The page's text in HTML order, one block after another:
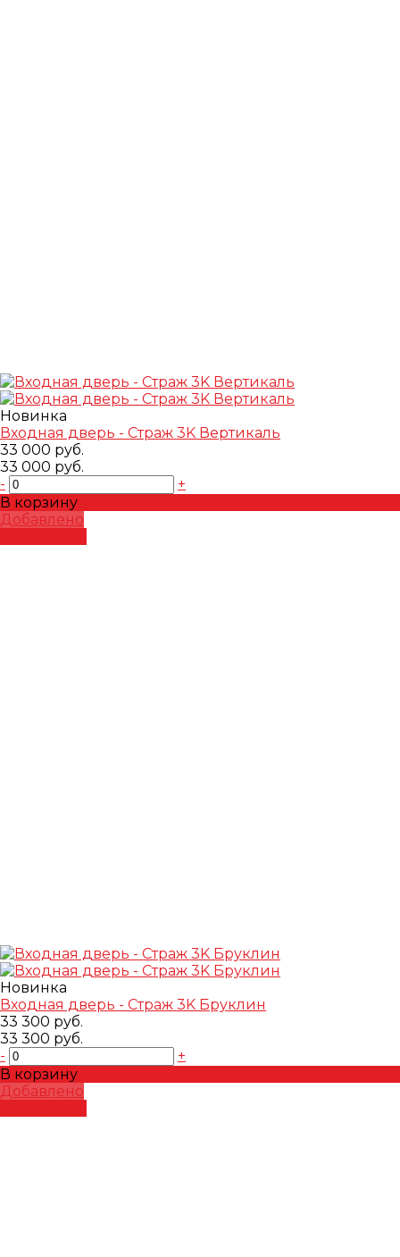
Новинка
Входная дверь - Страж 3K Вертикаль
33 000 руб.
33 000 руб.
-
+
В корзину
Добавлено
Новинка
Входная дверь - Страж 3K Бруклин
33 300 руб.
33 300 руб.
-
+
В корзину
Добавлено